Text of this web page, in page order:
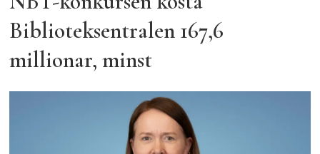
Biblioteksentralen 167,6
millionar, minst